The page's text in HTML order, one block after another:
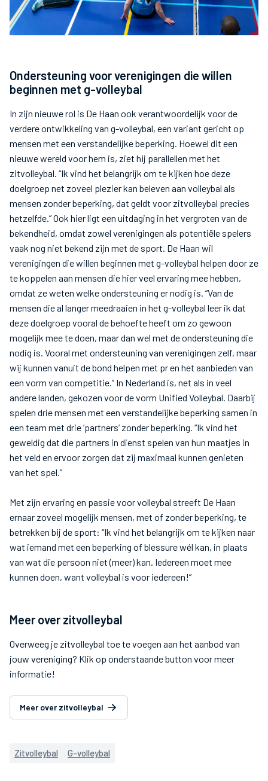
Ondersteuning voor verenigingen die willen
beginnen met g-volleybal
In zijn nieuwe rol is De Haan ook verantwoordelijk voor de
verdere ontwikkeling van g-volleybal, een variant gericht op
mensen met een verstandelijke beperking. Hoewel dit een
nieuwe wereld voor hem is, ziet hij parallellen met het
zitvolleybal. “Ik vind het belangrijk om te kijken hoe deze
doelgroep net zoveel plezier kan beleven aan volleybal als
mensen zonder beperking, dat geldt voor zitvolleybal precies
hetzelfde.” Ook hier ligt een uitdaging in het vergroten van de
bekendheid, omdat zowel verenigingen als potentiële spelers
vaak nog niet bekend zijn met de sport. De Haan wil
verenigingen die willen beginnen met g-volleybal helpen door ze
te koppelen aan mensen die hier veel ervaring mee hebben,
omdat ze weten welke ondersteuning er nodig is. “Van de
mensen die al langer meedraaien in het g-volleybal leer ik dat
deze doelgroep vooral de behoefte heeft om zo gewoon
mogelijk mee te doen, maar dan wel met de ondersteuning die
nodig is. Vooral met ondersteuning van verenigingen zelf, maar
wij kunnen vanuit de bond helpen met pr en het aanbieden van
een vorm van competitie.” In Nederland is, net als in veel
andere landen, gekozen voor de vorm Unified Volleybal. Daarbij
spelen drie mensen met een verstandelijke beperking samen in
een team met drie ‘partners’ zonder beperking. “Ik vind het
geweldig dat die partners in dienst spelen van hun maatjes in
het veld en ervoor zorgen dat zij maximaal kunnen genieten
van het spel.”
Met zijn ervaring en passie voor volleybal streeft De Haan
ernaar zoveel mogelijk mensen, met of zonder beperking, te
betrekken bij de sport: “Ik vind het belangrijk om te kijken naar
wat iemand met een beperking of blessure wél kan, in plaats
van wat die persoon niet (meer) kan. Iedereen moet mee
kunnen doen, want volleybal is voor iedereen!”
Meer over zitvolleybal
Overweeg je zitvolleybal toe te voegen aan het aanbod van
jouw vereniging? Klik op onderstaande button voor meer
informatie!
Meer over zitvolleybal
Zitvolleybal G-volleybal